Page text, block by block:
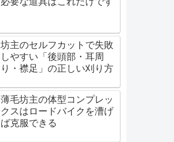
坊主のセルフカットで失敗
しやすい「後頭部・耳周
り・襟足」の正しい刈り方
薄毛坊主の体型コンプレッ
クスはロードバイクを漕げ
ば克服できる